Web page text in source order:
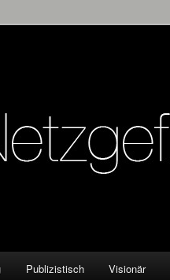
Publizistisch Visionär